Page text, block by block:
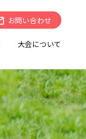
お問い合わせ
大会について